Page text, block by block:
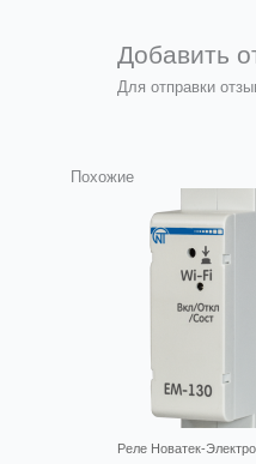
Добавить
Для отправки
Похожие
Реле Новатек-Электро